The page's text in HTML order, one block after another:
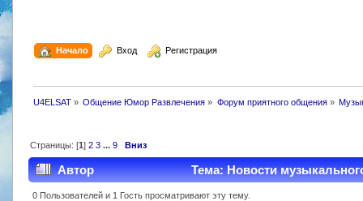
Начало Вход Регистрация
U4ELSAT» Общение Юмор Развлечения » Форум приятного общения»
Страницы: [1] 2 3 ... 9 Вниз
Автор Тема: Новости
0 Пользователей и 1 Гость просматривают эту тему.